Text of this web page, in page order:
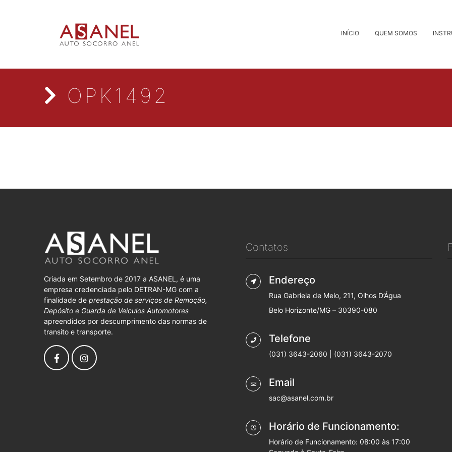
INÍCIO QUEM SOMOS
OPK1492
Criada em Setembro de 2017 a ASANEL, é uma
empresa credenciada pelo DETRAN-MG com a
finalidade de prestação de serviços de Remoção,
Depósito e Guarda de Veículos Automotores
apreendidos por descumprimento das normas de
transito e transporte.
Contatos
Endereço
Rua Gabriela de Melo, 211, Olhos D’Água
Belo Horizonte/MG – 30390-080
Telefone
(031) 3643-2060 | (031) 3643-2070
Email
sac@asanel.com.br
Horário de Funcionamento:
Horário de Funcionamento: 08:00 às 17:00